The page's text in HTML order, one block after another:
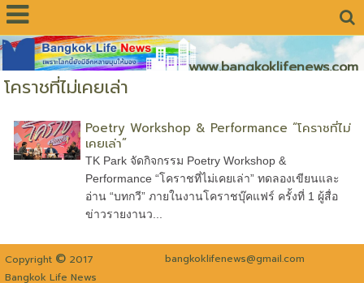
www.bangkoklifenews.com
โคราชที่ไม่เคยเล่า
Poetry Workshop & Performance “โคราชที่ไม่
เคยเล่า”
TK Park จัดกิจกรรม Poetry Workshop &
Performance “โคราชที่ไม่เคยเล่า” ทดลองเขียนและ
อ่าน “บทกวี” ภายในงานโคราชบุ๊คแฟร์ ครั้งที่ 1 ผู้สื่อ
ข่าวรายงานว...
Copyright © 2017
bangkoklifenews@gmail.com
Bangkok Life News